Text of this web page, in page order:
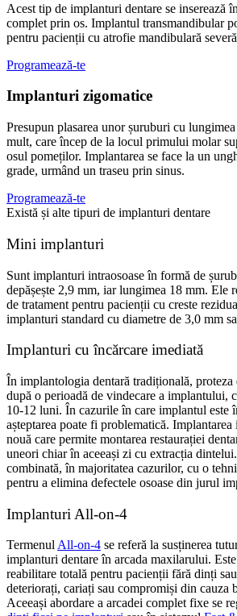
Acest tip de implanturi dentare se inserează
complet prin os. Implantul transmandibular
pentru pacienții cu atrofie mandibulară
Programează-te
Implanturi zigomatice
Presupun plasarea unor șuruburi cu
mult, care încep de la locul primului molar
osul pomeților. Implantarea se face la un
grade, urmând un traseu prin sinus.
Programează-te
Există și alte tipuri de implanturi dentare
Mini implanturi
Sunt implanturi intraosoase în formă de
depășește 2,9 mm, iar lungimea 18 mm. Ele
de tratament pentru pacienții cu creste
implanturi standard cu diametre de 3,0 mm
Implanturi cu încărcare imediată
În implantologia dentară tradițională, proteza
după o perioadă de vindecare a implantului,
10-12 luni. În cazurile în care implantul este
așteptarea poate fi problematică. Implantarea
nouă care permite montarea restaurației
uneori chiar în aceeași zi cu extracția
combinată, în majoritatea cazurilor, cu o
pentru a elimina defectele osoase din jurul
Implanturi All-on-4
TermenulAll-on-4 se referă la susținerea
implanturi dentare în arcada maxilarului.
reabilitare totală pentru pacienții fără dinți
deteriorați, cariați sau compromiși din cauza
Aceeași abordare a arcadei complet fixe se